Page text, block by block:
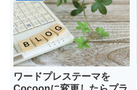
ワードプレステーマを